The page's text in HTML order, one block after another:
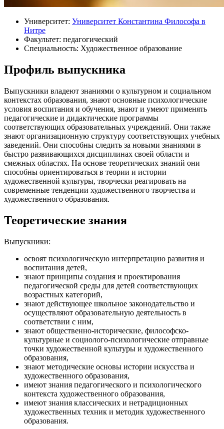
Университет: Университет Константина Философа в
Нитре
Факультет: педагогический
Специальность: Художественное образование
Профиль выпускника
Выпускники владеют знаниями о культурном и социальном
контекстах образования, знают основные психологические
условия воспитания и обучения, знают и умеют применять
педагогические и дидактические программы
соответствующих образовательных учреждений. Они также
знают организационную структуру соответствующих учебных
заведений. Они способны следить за новыми знаниями в
быстро развивающихся дисциплинах своей области и
смежных областях. На основе теоретических знаний они
способны ориентироваться в теории и истории
художественной культуры, творчески реагировать на
современные тенденции художественного творчества и
художественного образования.
Теоретические знания
Выпускники:
освоят психологическую интерпретацию развития и
воспитания детей,
знают принципы создания и проектирования
педагогической среды для детей соответствующих
возрастных категорий,
знают действующее школьное законодательство и
осуществляют образовательную деятельность в
соответствии с ним,
знают общественно-исторические, философско-
культурные и социолого-психологические отправные
точки художественной культуры и художественного
образования,
знают методические основы истории искусства и
художественного образования,
имеют знания педагогического и психологического
контекста художественного образования,
имеют знания классических и нетрадиционных
художественных техник и методик художественного
образования.